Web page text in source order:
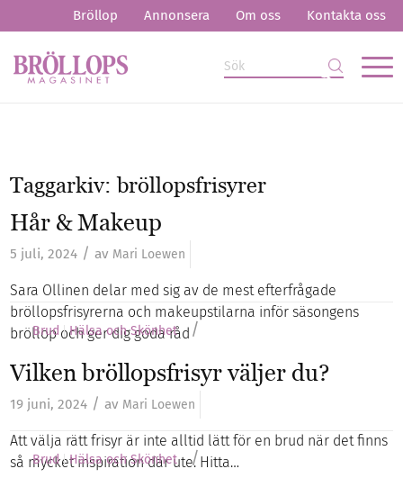
Bröllop Annonsera Om oss Kontakta oss
Taggarkiv:bröllopsfrisyrer
Hår & Makeup
5 juli, 2024 / av Mari Loewen
Sara Ollinen delar med sig av de mest efterfrågade
bröllopsfrisyrerna och makeupstilarna inför säsongens
bröllop och ger dig goda råd
Brud Hälsa och Skönhet /
Vilken bröllopsfrisyr väljer du?
19 juni, 2024 / av Mari Loewen
Att välja rätt frisyr är inte alltid lätt för en brud när det finns
så mycket inspiration där ute. Hitta…
Brud Hälsa och Skönhet /